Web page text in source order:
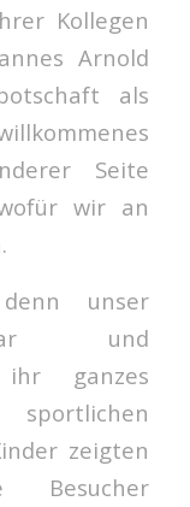
Kollegen
Arnold
als
Seite
wir an
unser
und
ihr ganzes
zeigten
Besucher